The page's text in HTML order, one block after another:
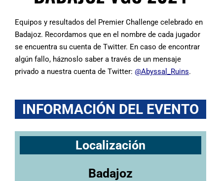
Equipos y resultados del Premier Challenge celebrado en
Badajoz. Recordamos que en el nombre de cada jugador
se encuentra su cuenta de Twitter. En caso de encontrar
algún fallo, háznoslo saber a través de un mensaje
privado a nuestra cuenta de Twitter: @Abyssal_Ruins.
INFORMACIÓN DEL EVENTO
Localización
Badajoz